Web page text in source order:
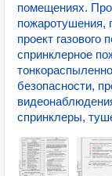
помещениях.
пожаротушения,
проект
спринклерное
безопасности,
спринклеры,